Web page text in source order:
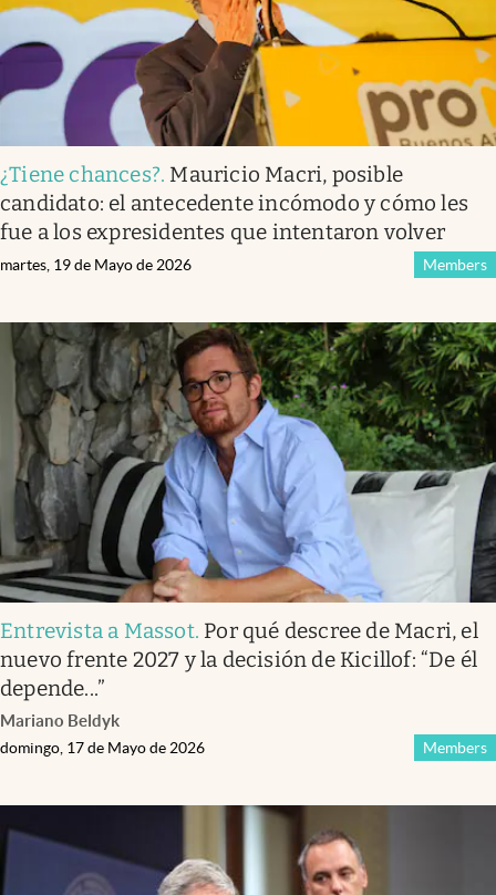
¿Tiene chances?. Mauricio Macri, posible
candidato: el antecedente incómodo y cómo les
fue a los expresidentes que intentaron volver
Members
martes, 19 de Mayo de 2026
Entrevista a Massot. Por qué descree de Macri, el
nuevo frente 2027 y la decisión de Kicillof: “De él
depende...”
Mariano Beldyk
Members
domingo, 17 de Mayo de 2026